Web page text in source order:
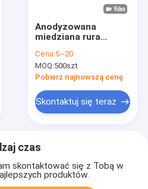
Anodyzowana
miedziana rura
cieplną rozpraszanie
ciepła
Cena:5~20
MOQ:500szt
Pobierz najnowszą cenę
Skontaktuj się teraz
czas
skontaktować się z Tobą w
produktów.